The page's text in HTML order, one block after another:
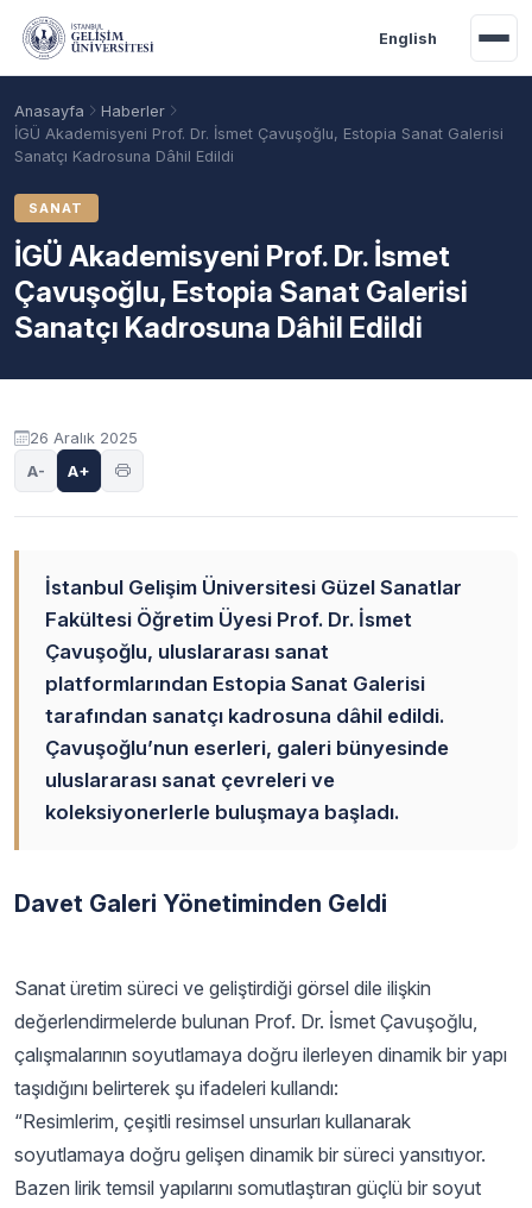
Ana içeriğe geç
English
Anasayfa
Haberler
İGÜ Akademisyeni Prof. Dr. İsmet Çavuşoğlu, Estopia Sanat Galerisi
Sanatçı Kadrosuna Dâhil Edildi
SANAT
İGÜ Akademisyeni Prof. Dr. İsmet
Çavuşoğlu, Estopia Sanat Galerisi
Sanatçı Kadrosuna Dâhil Edildi
26 Aralık 2025
A- A+
İstanbul Gelişim Üniversitesi Güzel Sanatlar
Fakültesi Öğretim Üyesi Prof. Dr. İsmet
Çavuşoğlu, uluslararası sanat
platformlarından Estopia Sanat Galerisi
tarafından sanatçı kadrosuna dâhil edildi.
Çavuşoğlu’nun eserleri, galeri bünyesinde
uluslararası sanat çevreleri ve
koleksiyonerlerle buluşmaya başladı.
Davet Galeri Yönetiminden Geldi
Sanat üretim süreci ve geliştirdiği görsel dile ilişkin
değerlendirmelerde bulunan Prof. Dr. İsmet Çavuşoğlu,
çalışmalarının soyutlamaya doğru ilerleyen dinamik bir yapı
taşıdığını belirterek şu ifadeleri kullandı:
“Resimlerim, çeşitli resimsel unsurları kullanarak
soyutlamaya doğru gelişen dinamik bir süreci yansıtıyor.
Bazen lirik temsil yapılarını somutlaştıran güçlü bir soyut